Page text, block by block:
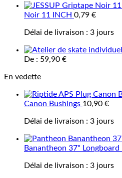
Noir 11 INCH 0,79 €
Délai de livraison : 3 jours
De : 59,90 €
En vedette
Canon Bushings 10,90 €
Délai de livraison : 3 jours
Banantheon 37" Longboard
Délai de livraison : 3 jours